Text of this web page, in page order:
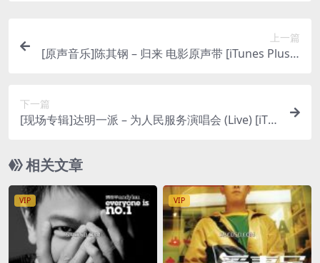
上一篇
[原声音乐]陈其钢 – 归来 电影原声带 [iTunes Plus A
下一篇
[现场专辑]达明一派 – 为人民服务演唱会 (Live) [iTu
相关文章
VIP VIP